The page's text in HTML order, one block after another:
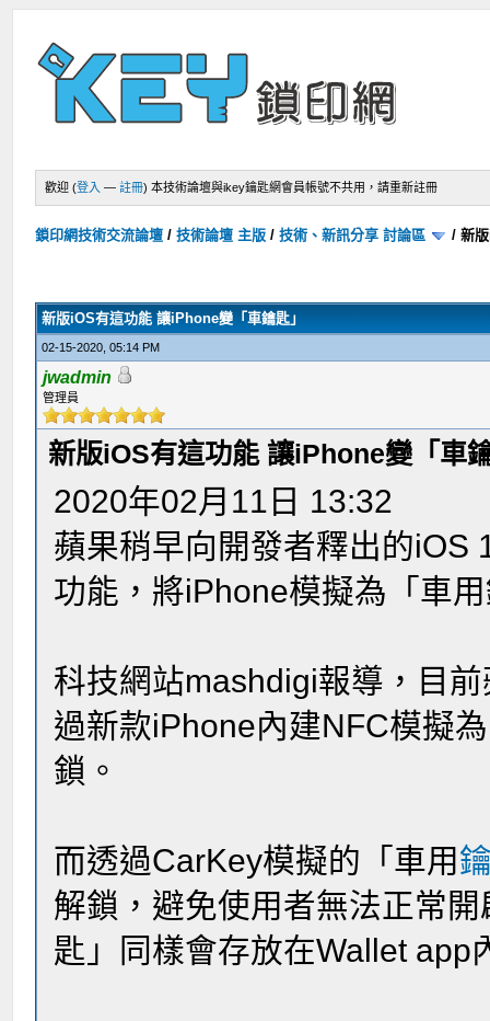
歡迎 (登入 —註冊) 本技術論壇與ikey鑰匙網會員帳號不共用，請重新註冊
鎖印網技術交流論壇 /技術論壇 主版 /技術、新訊分享 討論區 /新
新版iOS有這功能 讓iPhone變「車鑰匙」
02-15-2020, 05:14 PM
jwadmin
管理員
新版iOS有這功能 讓iPhone變「車
2020年02月11日 13:32
蘋果稍早向開發者釋出的iOS
功能，將iPhone模擬為「車
科技網站mashdigi報導，目
過新款iPhone內建NFC模擬
鎖。
而透過CarKey模擬的「車用
解鎖，避免使用者無法正常
匙」同樣會存放在Wallet app